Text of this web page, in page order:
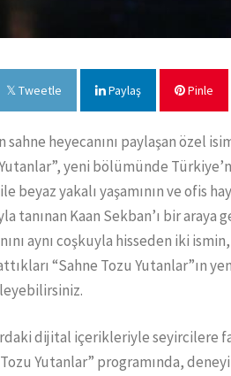
Tweetle Paylaş Pinle
sahne heyecanını paylaşan özel
yeni bölümünde
beyaz yakalı yaşamının ve ofis
tanınan Kaan Sekban’ı bir
aynı coşkuyla hisseden iki
“Sahne Tozu Yutanlar”ın
dijital içerikleriyle seyircilere
Tozu Yutanlar” programında,